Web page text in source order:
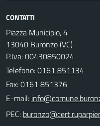
CONTATTI
Piazza Municipio, 4
13040 Buronzo (VC)
P.Iva: 00430850024
Telefono:0161 851134
Fax: 0161 851376
E-mail:
PEC: